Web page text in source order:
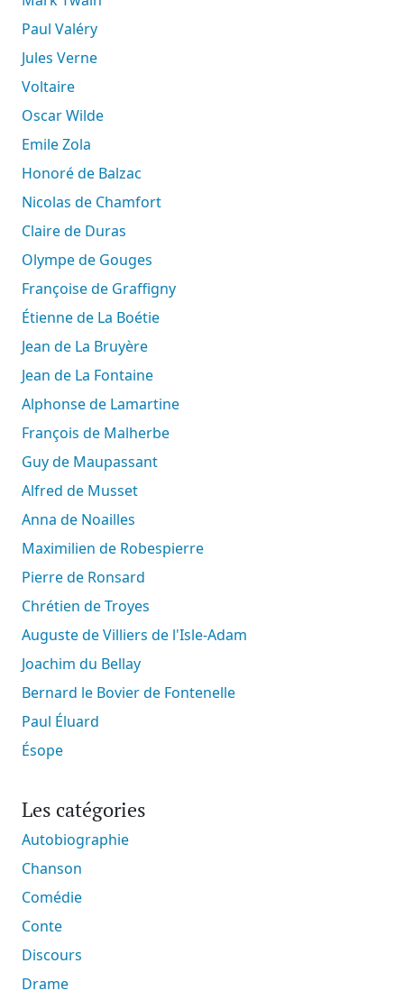
Paul Valéry
Jules Verne
Voltaire
Oscar Wilde
Emile Zola
Honoré de Balzac
Nicolas de Chamfort
Claire de Duras
Olympe de Gouges
Françoise de Graffigny
Étienne de La Boétie
Jean de La Bruyère
Jean de La Fontaine
Alphonse de Lamartine
François de Malherbe
Guy de Maupassant
Alfred de Musset
Anna de Noailles
Maximilien de Robespierre
Pierre de Ronsard
Chrétien de Troyes
Auguste de Villiers de l'Isle-Adam
Joachim du Bellay
Bernard le Bovier de Fontenelle
Paul Éluard
Ésope
Les catégories
Autobiographie
Chanson
Comédie
Conte
Discours
Drame